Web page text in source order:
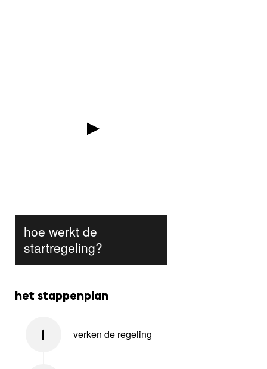
hoe werkt de
startregeling?
het stappenplan
1 verken de regeling